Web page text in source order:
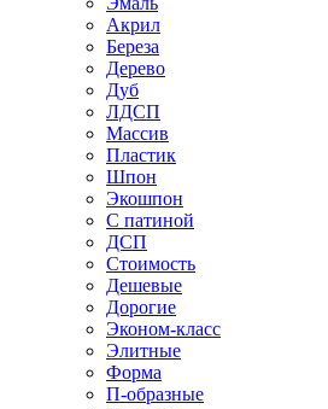
Акрил
Береза
Дерево
Дуб
ЛДСП
Массив
Пластик
Шпон
Экошпон
С патиной
ДСП
Стоимость
Дешевые
Дорогие
Эконом-класс
Элитные
Форма
П-образные